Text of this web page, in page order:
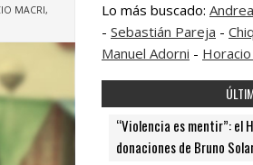
MACRI,
Lo más buscado:
- Sebastián Pareja -
Manuel Adorni -
“Violencia es mentir”: el
donaciones de Bruno